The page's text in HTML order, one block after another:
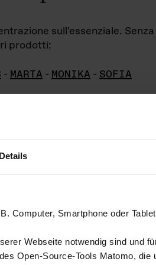
Details
Computer, Smartphone oder
Webseite notwendig sind und
Open-Source-Tools Matomo, die
sull'essenziale.
prodotti:
- MARTA - MONIKA - SOFIA
sono detenuti daDas ganze